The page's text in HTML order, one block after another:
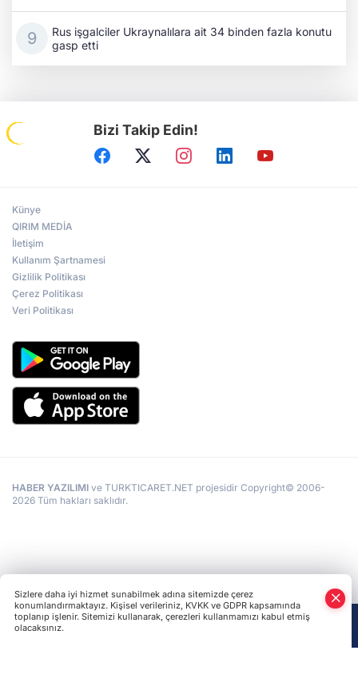
Rus işgalciler Ukraynalılara ait 34 binden fazla konutu
gasp etti
Bizi Takip Edin!
Künye
QIRIM MEDİA
İletişim
Kullanım Şartnamesi
Gizlilik Politikası
Çerez Politikası
Veri Politikası
HABER YAZILIMI ve TURKTICARET.NET projesidir Copyright© 2006-
2026 Tüm hakları saklıdır.
Sizlere daha iyi hizmet sunabilmek adına sitemizde çerez
konumlandırmaktayız. Kişisel verileriniz, KVKK ve GDPR kapsamında
toplanıp işlenir. Sitemizi kullanarak, çerezleri kullanmamızı kabul etmiş
olacaksınız.